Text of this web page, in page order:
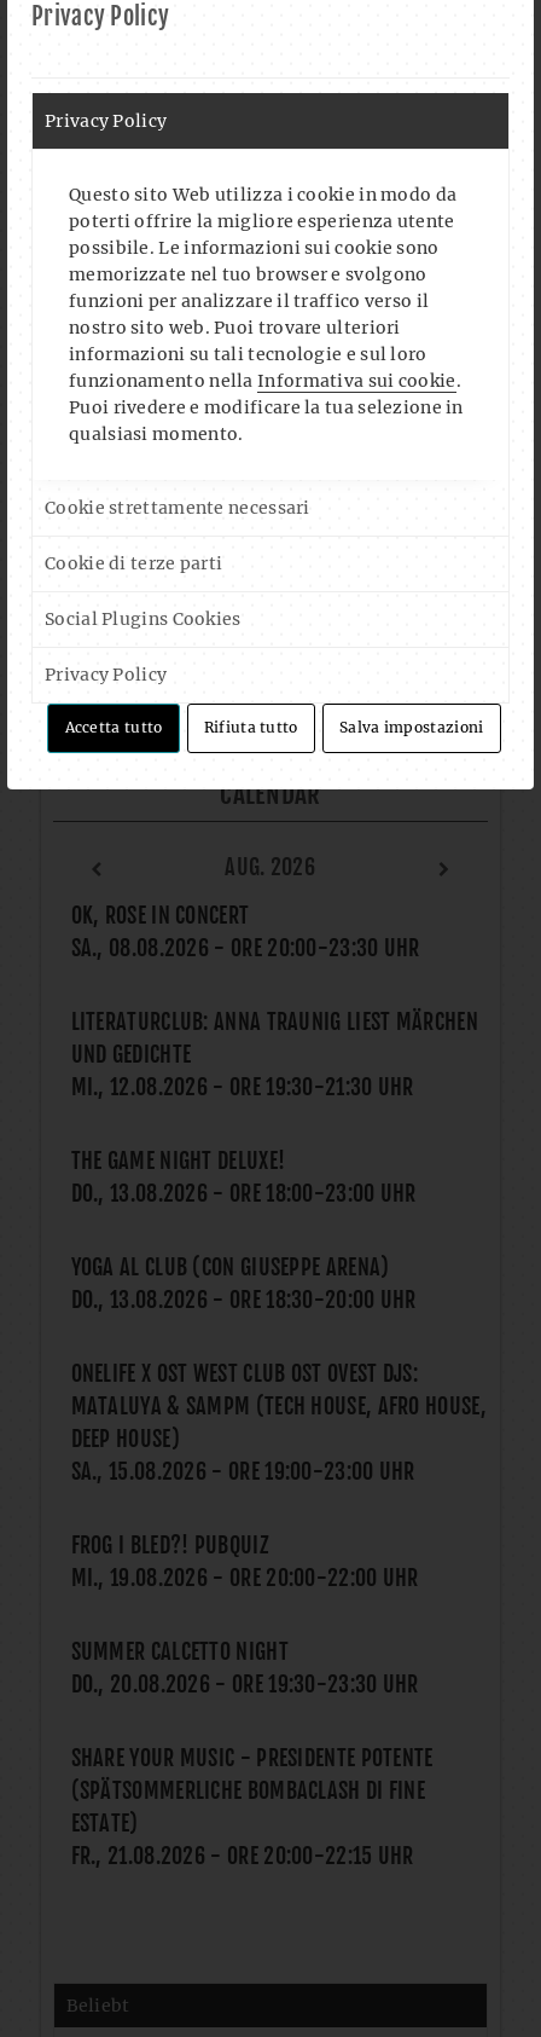
Privacy Policy
Privacy Policy
Questo sito Web utilizza i cookie in modo da
poterti offrire la migliore esperienza utente
possibile. Le informazioni sui cookie sono
memorizzate nel tuo browser e svolgono
funzioni per analizzare il traffico verso il
nostro sito web. Puoi trovare ulteriori
informazioni su tali tecnologie e sul loro
funzionamento nellaInformativa sui cookie.
Puoi rivedere e modificare la tua selezione in
qualsiasi momento.
Cookie strettamente necessari
Cookie di terze parti
Social Plugins Cookies
Privacy Policy
Accetta tutto Rifiuta tutto Salva impostazioni
Mehr laden
CALENDAR
AUG. 2026
OK, ROSE IN CONCERT
SA., 08.08.2026 - ORE 20:00-23:30 UHR
LITERATURCLUB: ANNA TRAUNIG LIEST MÄRCHEN
UND GEDICHTE
MI., 12.08.2026 - ORE 19:30-21:30 UHR
THE GAME NIGHT DELUXE!
DO., 13.08.2026 - ORE 18:00-23:00 UHR
YOGA AL CLUB (CON GIUSEPPE ARENA)
DO., 13.08.2026 - ORE 18:30-20:00 UHR
ONELIFE X OST WEST CLUB OST OVEST DJS:
MATALUYA & SAMPM (TECH HOUSE, AFRO HOUSE,
DEEP HOUSE)
SA., 15.08.2026 - ORE 19:00-23:00 UHR
FROG I BLED?! PUBQUIZ
MI., 19.08.2026 - ORE 20:00-22:00 UHR
SUMMER CALCETTO NIGHT
DO., 20.08.2026 - ORE 19:30-23:30 UHR
SHARE YOUR MUSIC - PRESIDENTE POTENTE
(SPÄTSOMMERLICHE BOMBACLASH DI FINE
ESTATE)
FR., 21.08.2026 - ORE 20:00-22:15 UHR
Beliebt